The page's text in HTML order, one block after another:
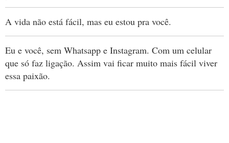
A vida não está fácil, mas eu estou pra você.
Eu e você, sem Whatsapp e Instagram. Com um celular
que só faz ligação. Assim vai ficar muito mais fácil viver
essa paixão.